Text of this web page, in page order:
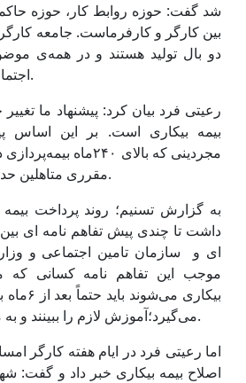
شد گفت: حوزه روابط کار، حوزه
بین کارگر و کارفرماست. جامعه
دو بال تولید هستند و در همه‌ی
اجتماعی برای ما مهم است.
رعیتی فرد بیان کرد: پیشنهاد ما
بیمه بیکاری است. بر این اساس
مقرری متاهلین حداکثر ۳۰ماه تعلق بگیرد.
به گزارش تسنیم؛ روند پرداخت بیمه
داشت تا چندی پیش تفاهم نامه ای
ای و سازمان تامین اجتماعی و
موجب این تفاهم نامه کسانی
بیکاری
می‌گیرد؛آموزش لازم را ببینند و به محل کار قبلی برگردند.
اما رعیتی فرد در ایام هفته کارگر